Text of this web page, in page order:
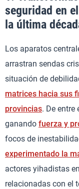
seguridad en
la última
Los aparatos
arrastran sendas
situación de
matrices hacia sus
provincias. De entre
ganando fuerza y
focos de
experimentado la
actores yihadistas
relacionadas con el